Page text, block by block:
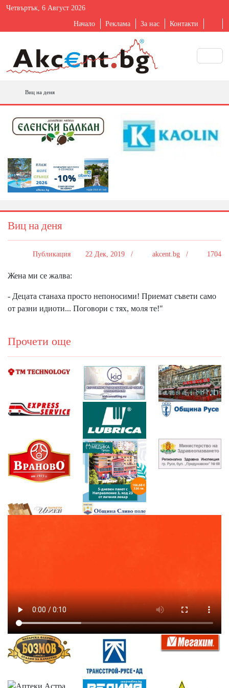
Четвъртък, 6 Август 2026
Начало Реклама За нас Контакти
Виц на деня
Виц на деня
Публикация 22 Дек, 2019 / akcent.bg / 1704
Жена ми се жалва:
- Децата станаха просто непоносими! Приемат съвети само
от разни идиоти... Поговори с тях, моля те!"
Прочети още